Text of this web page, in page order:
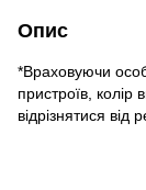
Опис
*Враховуючи
пристроїв,
відрізнятися від